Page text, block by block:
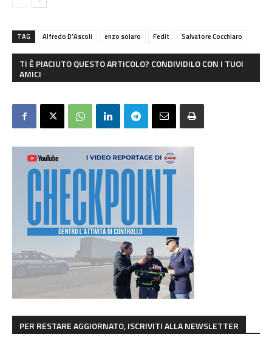
TAG Alfredo D’Ascoli enzo solaro Fedit Salvatore Cocchiaro
TI È PIACIUTO QUESTO ARTICOLO? CONDIVIDILO CON I TUOI
AMICI
PER RESTARE AGGIORNATO, ISCRIVITI ALLA NEWSLETTER